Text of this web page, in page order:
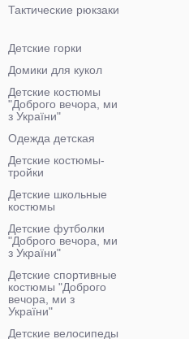
Тактические рюкзаки
Детские горки
Домики для кукол
Детские костюмы
"Доброго вечора, ми
з України"
Одежда детская
Детские костюмы-
тройки
Детские школьные
костюмы
Детские футболки
"Доброго вечора, ми
з України"
Детские спортивные
костюмы "Доброго
вечора, ми з
України"
Детские велосипеды